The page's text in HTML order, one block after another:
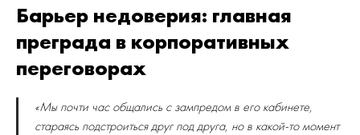
Барьер недоверия: главная
преграда в корпоративных
переговорах
«Мы почти час общались с зампредом в его кабинете,
стараясь подстроиться друг под друга, но в какой-то момент